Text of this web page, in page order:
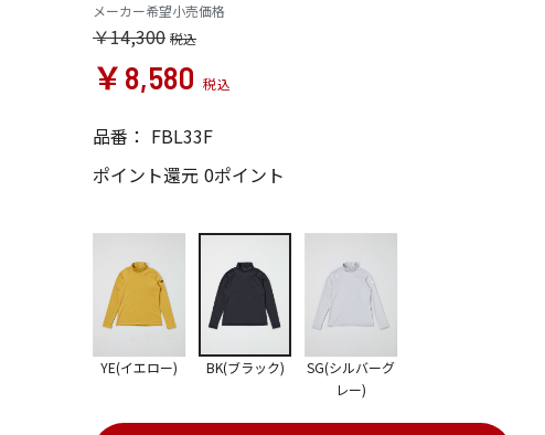
メーカー希望小売価格
￥14,300
￥8,580
品番： FBL33F
ポイント還元 0ポイント
YE(イエロー) BK(ブラック)
SG(シルバーグ
レー)